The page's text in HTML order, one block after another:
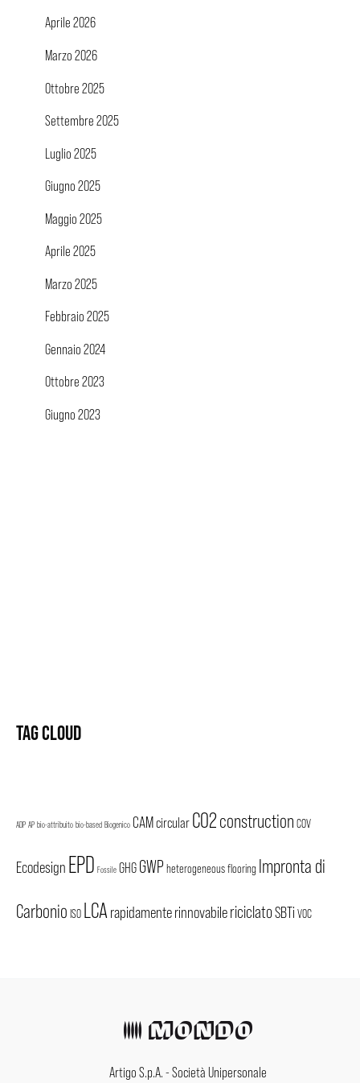
Aprile 2026
Marzo 2026
Ottobre 2025
Settembre 2025
Luglio 2025
Giugno 2025
Maggio 2025
Aprile 2025
Marzo 2025
Febbraio 2025
Gennaio 2024
Ottobre 2023
Giugno 2023
TAG CLOUD
ADP AP bio-attribuito bio-based Biogenico CAMcircularCO2construction COV
Ecodesign EPD Fossile GHGGWP heterogeneous flooring Impronta di
Carbonio ISO LCA rapidamente rinnovabilericiclatoSBTi VOC
Artigo S.p.A. - Società Unipersonale